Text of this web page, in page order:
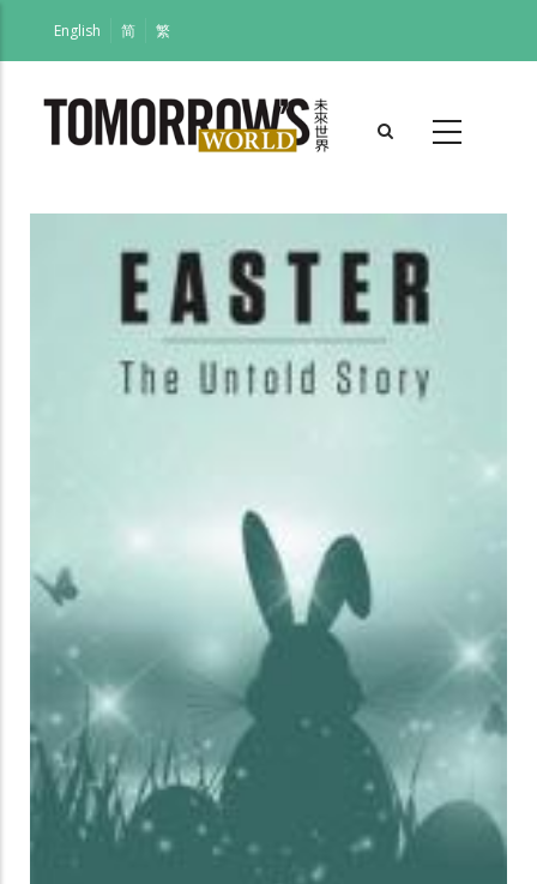
English 简 繁